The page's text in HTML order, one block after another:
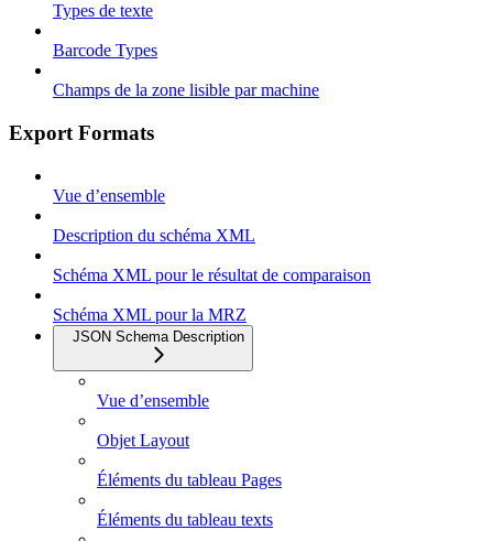
Types de texte
Barcode Types
Champs de la zone lisible par machine
Export Formats
Vue d’ensemble
Description du schéma XML
Schéma XML pour le résultat de comparaison
Schéma XML pour la MRZ
JSON Schema Description
Vue d’ensemble
Objet Layout
Éléments du tableau Pages
Éléments du tableau texts